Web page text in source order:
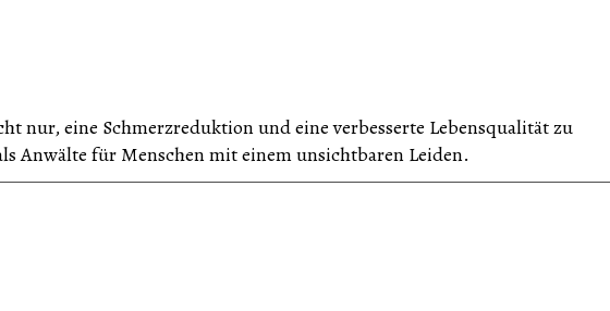
nur, eine Schmerzreduktion und eine verbesserte Lebensqualität zu
Anwälte für Menschen mit einem unsichtbaren Leiden.